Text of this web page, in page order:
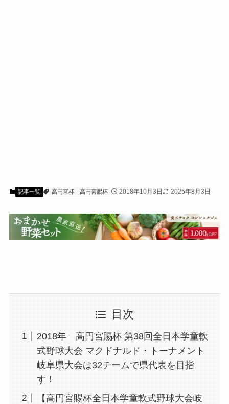
記事一覧 高円宮杯 高円宮賜杯 2018年10月3日 2025年8月3日
目次
2018年 高円宮賜杯 第38回全日本学童軟
式野球大会 マクドナルド・トーナメント
岐阜県大会は32チームで県代表を目指
す！
【高円宮賜杯全日本学童軟式野球大会岐